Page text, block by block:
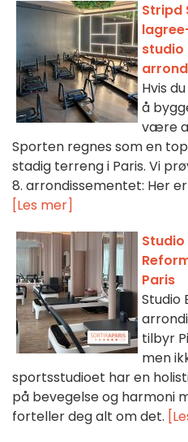
Stripd
studio
Hvis
å
være
Sporten regnes som en
stadig terreng i Paris. Vi
8. arrondissementet: Her
[Les mer]
Studio
Paris
Studio
tilbyr
men
sportsstudioet har en
på bevegelse og harmoni
forteller deg alt om det.